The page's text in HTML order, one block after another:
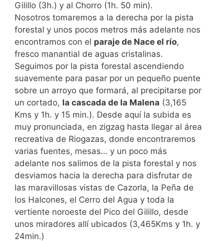
Gilillo (3h.) y al Chorro (1h. 50 min).
Nosotros tomaremos a la derecha por la pista
forestal y unos pocos metros más adelante nos
encontramos con el paraje de Nace el río,
fresco manantial de aguas cristalinas.
Seguimos por la pista forestal ascendiendo
suavemente para pasar por un pequeño puente
sobre un arroyo que formará, al precipitarse por
un cortado, la cascada de la Malena (3,165
Kms y 1h. y 15 min.). Desde aquí la subida es
muy pronunciada, en zigzag hasta llegar al área
recreativa de Riogazas, donde encontraremos
varias fuentes, mesas… y un poco más
adelante nos salimos de la pista forestal y nos
desviamos hacia la derecha para disfrutar de
las maravillosas vistas de Cazorla, la Peña de
los Halcones, el Cerro del Agua y toda la
vertiente noroeste del Pico del Gilillo, desde
unos miradores allí ubicados (3,465Kms y 1h. y
24min.)